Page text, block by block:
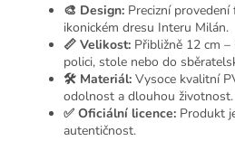
🎨 Design: Precizní
ikonickém dresu Interu Milán.
📏 Velikost: Přibližně 12 cm
polici, stole nebo do
🛠 Materiál: Vysoce kvalitní
odolnost a dlouhou životnost.
✅ Oficiální licence: Produkt
autentičnost.